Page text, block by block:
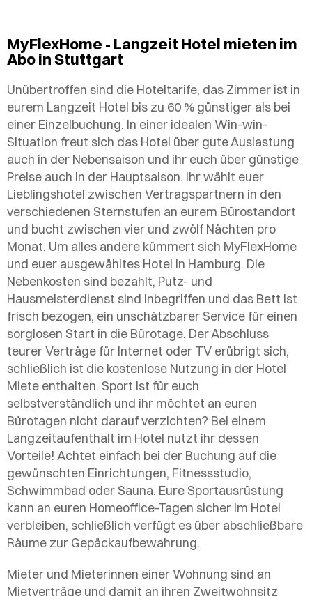
MyFlexHome - Langzeit Hotel mieten im
Abo in Stuttgart
Unübertroffen sind die Hoteltarife, das Zimmer ist in
eurem Langzeit Hotel bis zu 60 % günstiger als bei
einer Einzelbuchung. In einer idealen Win-win-
Situation freut sich das Hotel über gute Auslastung
auch in der Nebensaison und ihr euch über günstige
Preise auch in der Hauptsaison. Ihr wählt euer
Lieblingshotel zwischen Vertragspartnern in den
verschiedenen Sternstufen an eurem Bürostandort
und bucht zwischen vier und zwölf Nächten pro
Monat. Um alles andere kümmert sich MyFlexHome
und euer ausgewähltes Hotel in Hamburg. Die
Nebenkosten sind bezahlt, Putz- und
Hausmeisterdienst sind inbegriffen und das Bett ist
frisch bezogen, ein unschätzbarer Service für einen
sorglosen Start in die Bürotage. Der Abschluss
teurer Verträge für Internet oder TV erübrigt sich,
schließlich ist die kostenlose Nutzung in der Hotel
Miete enthalten. Sport ist für euch
selbstverständlich und ihr möchtet an euren
Bürotagen nicht darauf verzichten? Bei einem
Langzeitaufenthalt im Hotel nutzt ihr dessen
Vorteile! Achtet einfach bei der Buchung auf die
gewünschten Einrichtungen, Fitnessstudio,
Schwimmbad oder Sauna. Eure Sportausrüstung
kann an euren Homeoffice-Tagen sicher im Hotel
verbleiben, schließlich verfügt es über abschließbare
Räume zur Gepäckaufbewahrung.
Mieter und Mieterinnen einer Wohnung sind an
Mietverträge und damit an ihren Zweitwohnsitz